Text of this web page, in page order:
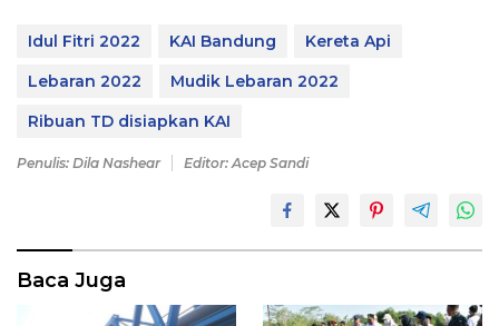
Idul Fitri 2022 KAI Bandung
Kereta Api
Lebaran 2022
Mudik Lebaran 2022
Ribuan TD disiapkan KAI
Penulis: Dila Nashear Editor: Acep Sandi
Baca Juga